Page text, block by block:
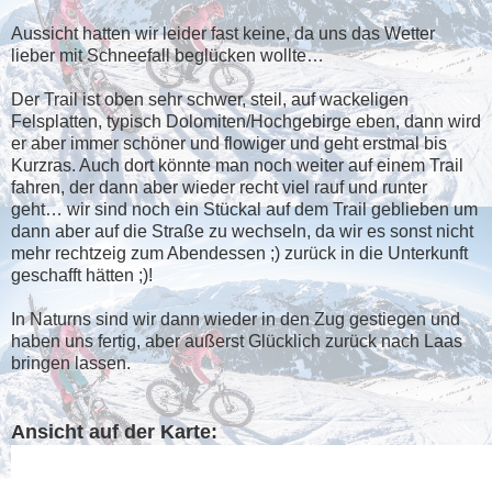
Aussicht hatten wir leider fast keine, da uns das Wetter
lieber mit Schneefall beglücken wollte…
Der Trail ist oben sehr schwer, steil, auf wackeligen
Felsplatten, typisch Dolomiten/Hochgebirge eben, dann wird
er aber immer schöner und flowiger und geht erstmal bis
Kurzras. Auch dort könnte man noch weiter auf einem Trail
fahren, der dann aber wieder recht viel rauf und runter
geht… wir sind noch ein Stückal auf dem Trail geblieben um
dann aber auf die Straße zu wechseln, da wir es sonst nicht
mehr rechtzeig zum Abendessen ;) zurück in die Unterkunft
geschafft hätten ;)!
In Naturns sind wir dann wieder in den Zug gestiegen und
haben uns fertig, aber außerst Glücklich zurück nach Laas
bringen lassen.
Ansicht auf der Karte: